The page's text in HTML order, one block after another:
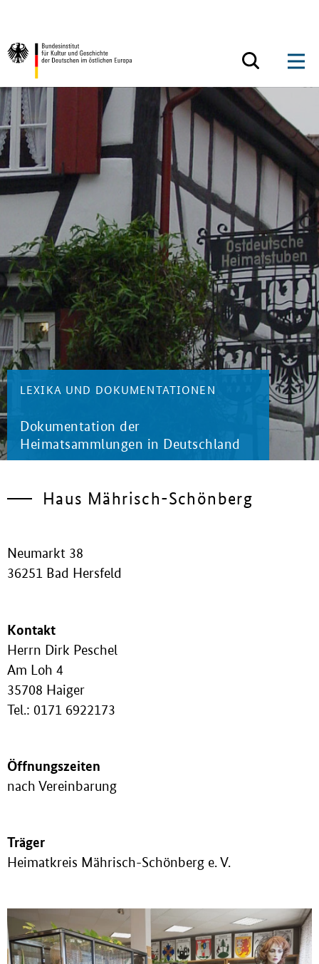
Zurück zur Startseite
LEXIKA UND DOKUMENTATIONEN
Dokumentation der
Heimatsammlungen in Deutschland
Haus Mährisch-Schönberg
Neumarkt 38
36251 Bad Hersfeld
Kontakt
Herrn Dirk Peschel
Am Loh 4
35708 Haiger
Tel.: 0171 6922173
Öffnungszeiten
nach Vereinbarung
Träger
Heimatkreis Mährisch-Schönberg e. V.